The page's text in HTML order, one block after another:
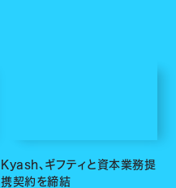
Kyash、ギフティと資本業務提
携契約を締結